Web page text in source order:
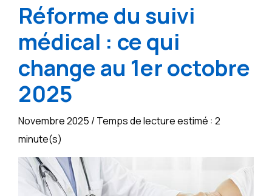
Réforme du suivi
médical : ce qui
change au 1er octobre
2025
Novembre 2025 / Temps de lecture estimé : 2
minute(s)